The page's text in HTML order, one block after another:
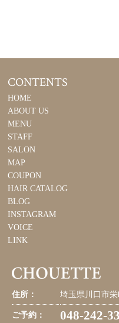
CONTENTS
HOME
ABOUT US
MENU
STAFF
SALON
MAP
COUPON
HAIR CATALOG
BLOG
INSTAGRAM
VOICE
LINK
住所： 埼玉県川口市栄
ご予約： 048-242-